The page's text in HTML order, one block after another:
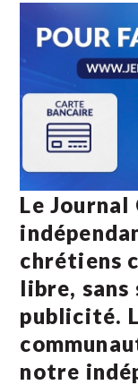
Le
chrétiens
libre, sans
publicité.
notre